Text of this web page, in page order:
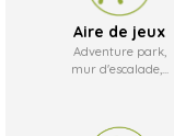
Aire de jeux
Adventure park,
mur d'escalade,...